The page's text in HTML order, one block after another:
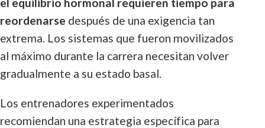
reordenarse después de una exigencia tan
extrema. Los sistemas que fueron movilizados
al máximo durante la carrera necesitan volver
gradualmente a su estado basal.
Los entrenadores experimentados
recomiendan una estrategia específica para